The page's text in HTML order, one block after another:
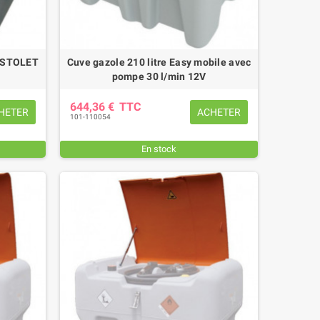
Cuve gazole 210 litre Easy mobile avec
pompe 30 l/min 12V
644,36 € TTC
101-110054 ACHETER
En stock